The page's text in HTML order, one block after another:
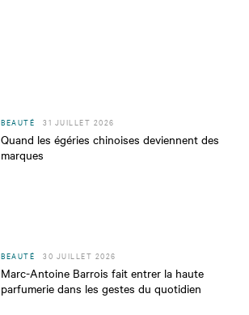
BEAUTÉ 31 JUILLET 2026
Quand les égéries chinoises deviennent des
marques
BEAUTÉ 30 JUILLET 2026
Marc-Antoine Barrois fait entrer la haute
parfumerie dans les gestes du quotidien